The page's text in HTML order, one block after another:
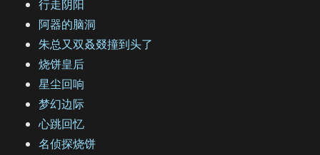
行走阴阳
阿器的脑洞
朱总又双叒叕撞到头了
烧饼皇后
星尘回响
梦幻边际
心跳回忆
名侦探烧饼